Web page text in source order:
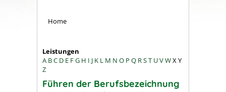
Home
Leistungen
A BC D E FG H I J K L M N O P Q RST UVWXY
Z
Führen der Berufsbezeichnung